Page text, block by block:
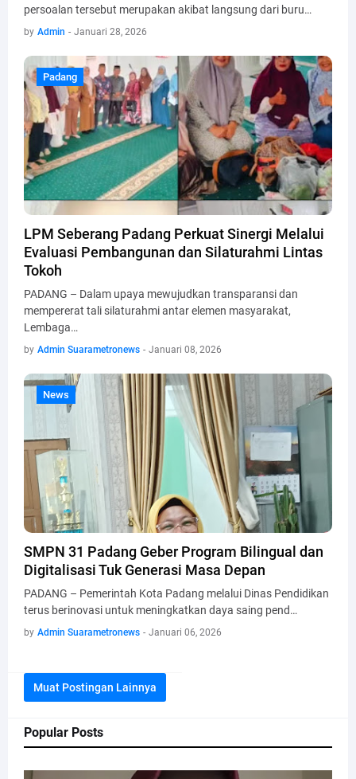
Popular Posts
persoalan tersebut merupakan akibat langsung dari buru…
by Admin - Januari 28, 2026
Padang
Padang
LPM Seberang Padang Perkuat Sinergi Melalui
Evaluasi Pembangunan dan Silaturahmi Lintas
Tokoh
PADANG – Dalam upaya mewujudkan transparansi dan
mempererat tali silaturahmi antar elemen masyarakat,
Lembaga…
by Admin Suarametronews - Januari 08, 2026
News
News
SMPN 31 Padang Geber Program Bilingual dan
Digitalisasi Tuk Generasi Masa Depan
PADANG – Pemerintah Kota Padang melalui Dinas Pendidikan
terus berinovasi untuk meningkatkan daya saing pend…
by Admin Suarametronews - Januari 06, 2026
Muat Postingan Lainnya